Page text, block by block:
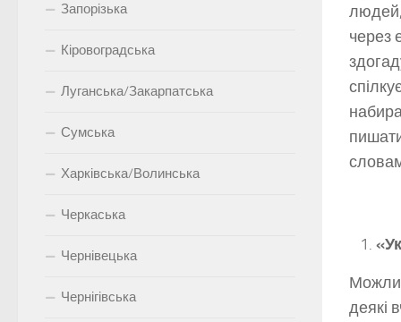
людей,
через
деякі
Запорізька
Кіровоградська
Луганська/Закарпатська
Сумська
Харківська/Волинська
Черкаська
Чернівецька
Чернігівська